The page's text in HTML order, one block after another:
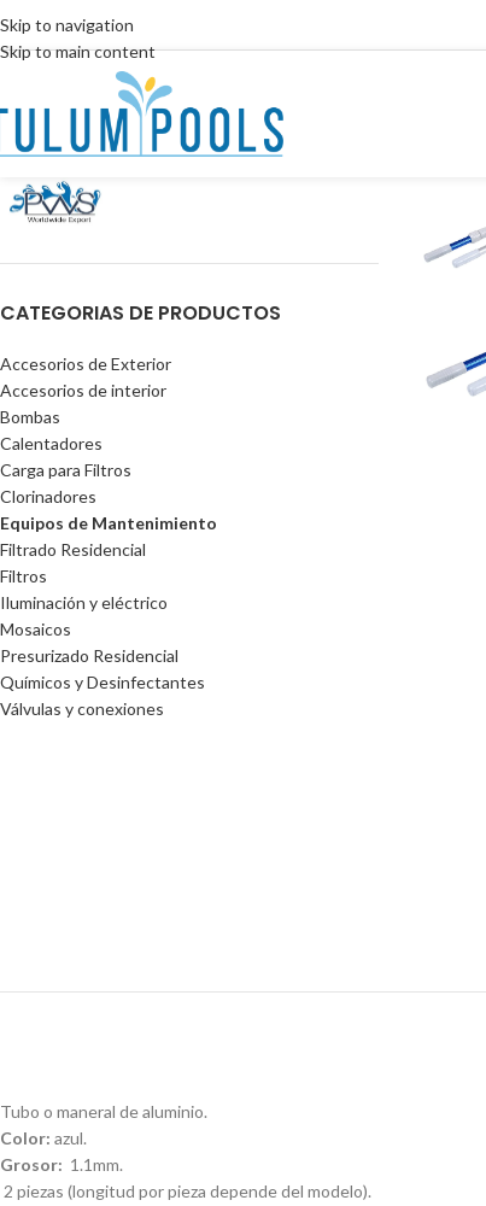
Skip to navigation
Skip to main content
CATEGORIAS DE PRODUCTOS
Accesorios de Exterior
Accesorios de interior
Bombas
Calentadores
Carga para Filtros
Clorinadores
Equipos de Mantenimiento
Filtrado Residencial
Filtros
Iluminación y eléctrico
Mosaicos
Presurizado Residencial
Químicos y Desinfectantes
Válvulas y conexiones
Tubo o maneral de aluminio.
Color: azul.
Grosor: 1.1mm.
2 piezas (longitud por pieza depende del modelo).